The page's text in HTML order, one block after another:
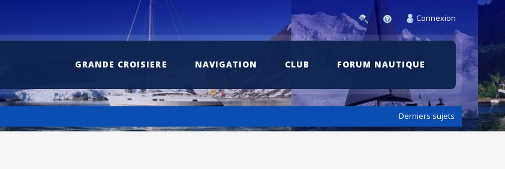
Connexion
GRANDE CROISIERE NAVIGATION CLUB FORUM NAUTIQUE
Derniers sujets